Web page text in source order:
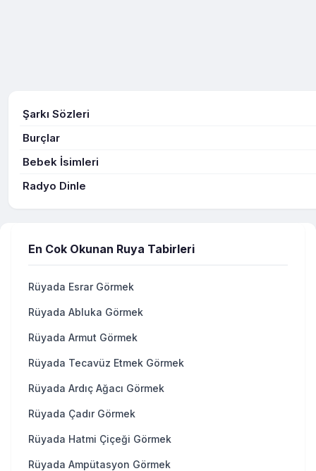
Şarkı Sözleri
Burçlar
Bebek İsimleri
Radyo Dinle
En Cok Okunan Ruya Tabirleri
Rüyada Esrar Görmek
Rüyada Abluka Görmek
Rüyada Armut Görmek
Rüyada Tecavüz Etmek Görmek
Rüyada Ardıç Ağacı Görmek
Rüyada Çadır Görmek
Rüyada Hatmi Çiçeği Görmek
Rüyada Ampütasyon Görmek